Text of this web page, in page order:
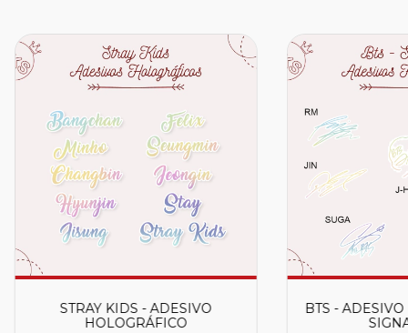
STRAY KIDS - ADESIVO
HOLOGRÁFICO
BTS -